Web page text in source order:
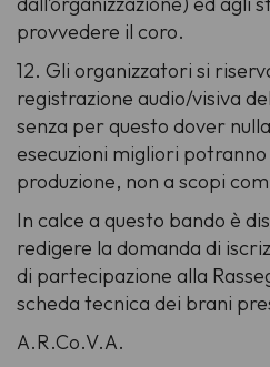
provvedere il coro.
12. Gli organizzatori si
registrazione audio/visiva
senza per questo dover
esecuzioni migliori
produzione, non a scopi
In calce a questo bando è
redigere la domanda di
di partecipazione alla
scheda tecnica dei brani
A.R.Co.V.A.